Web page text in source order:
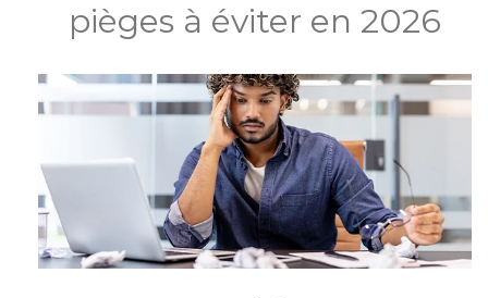
pièges à éviter en 2026